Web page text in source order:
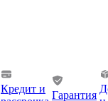
Кредит и
Гарантия